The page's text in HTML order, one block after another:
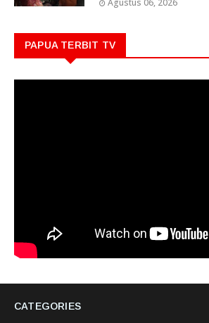
PAPUA TERBIT TV
CATEGORIES